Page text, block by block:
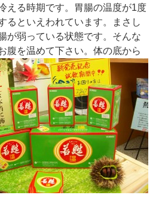
える時期です。胃腸の温度が1度
るといえわれています。まさし
が弱っている状態です。そんな
腹を温めて下さい。体の底から